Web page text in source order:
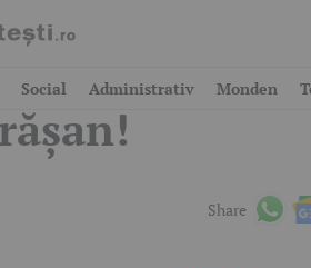
Social Administrativ Monden
pe
Share